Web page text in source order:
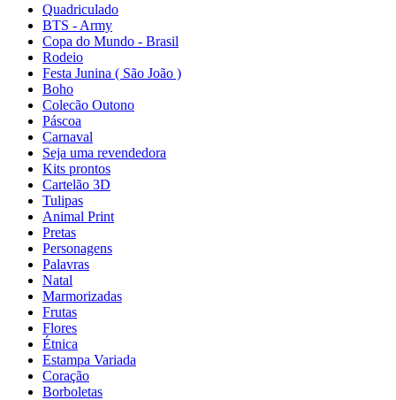
Quadriculado
BTS - Army
Copa do Mundo - Brasil
Rodeio
Festa Junina ( São João )
Boho
Colecão Outono
Páscoa
Carnaval
Seja uma revendedora
Kits prontos
Cartelão 3D
Tulipas
Animal Print
Pretas
Personagens
Palavras
Natal
Marmorizadas
Frutas
Flores
Étnica
Estampa Variada
Coração
Borboletas